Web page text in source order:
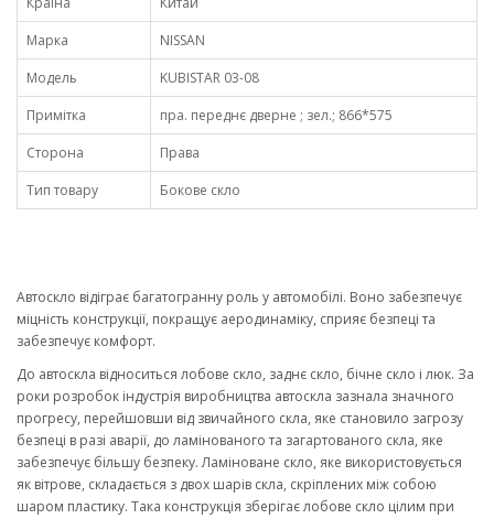
Марка
NISSAN
Модель
KUBISTAR 03-08
Примітка
пра. переднє дверне ; зел.; 866*575
Сторона
Права
Тип товару
Бокове скло
Автоскло відіграє багатогранну роль у автомобілі. Воно забезпечує
міцність конструкції, покращує аеродинаміку, сприяє безпеці та
забезпечує комфорт.
До автоскла відноситься лобове скло, заднє скло, бічне скло і люк. За
роки розробок індустрія виробництва автоскла зазнала значного
прогресу, перейшовши від звичайного скла, яке становило загрозу
безпеці в разі аварії, до ламінованого та загартованого скла, яке
забезпечує більшу безпеку. Ламіноване скло, яке використовується
як вітрове, складається з двох шарів скла, скріплених між собою
шаром пластику. Така конструкція зберігає лобове скло цілим при